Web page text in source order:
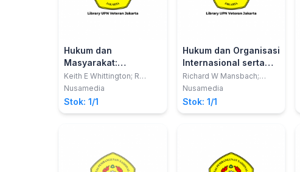
Hukum dan
Masyarakat:
Handbook Hukum dan
Politik
Keith E Whittington; R
Daniel Kelemen; Gregory A
Nusamedia
Stok: 1/1
Hukum dan Organisasi
Internasional serta
Upaya Mewujudkan
Perdamaian
Richard W Mansbach;
Kirsten L Rafferty
Nusamedia
Stok: 1/1